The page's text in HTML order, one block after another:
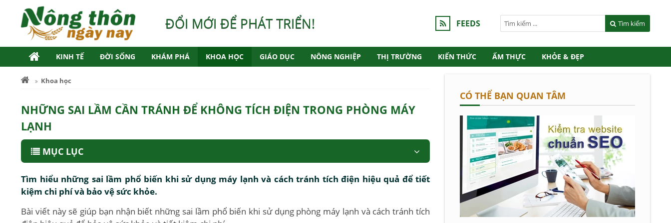
ĐỔI MỚI ĐỂ PHÁT TRIỂN! FEEDS Tìm kiếm
KINH TẾ ĐỜI SỐNG KHÁM PHÁ KHOA HỌC GIÁO DỤC NÔNG NGHIỆP THỊ TRƯỜNG KIẾN THỨC ẨM THỰC KHỎE & ĐẸP
Khoa học
NHỮNG SAI LẦM CẦN TRÁNH ĐỂ KHÔNG TÍCH ĐIỆN TRONG PHÒNG MÁY
LẠNH
MỤC LỤC
Tìm hiểu những sai lầm phổ biến khi sử dụng máy lạnh và cách tránh tích điện hiệu quả để tiết
kiệm chi phí và bảo vệ sức khỏe.
Bài viết này sẽ giúp bạn nhận biết những sai lầm phổ biến khi sử dụng phòng máy lạnh và cách tránh tích
CÓ THỂ BẠN QUAN TÂM